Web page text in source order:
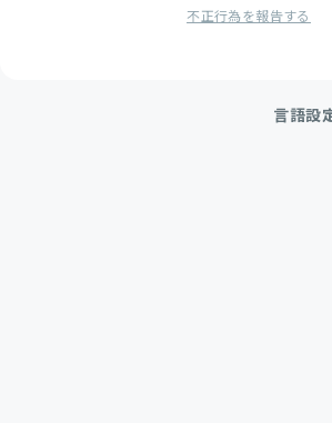
不正行為を報告する
言語設